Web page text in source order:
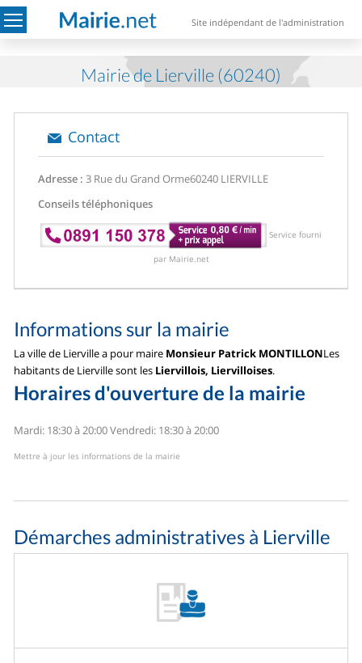
Site indépendant de l'administration
Mairie de Lierville (60240)
Contact
Adresse : 3 Rue du Grand Orme60240 LIERVILLE
Conseils téléphoniques
Service fourni
par Mairie.net
Informations sur la mairie
La ville de Lierville a pour maire Monsieur Patrick MONTILLONLes
habitants de Lierville sont les Liervillois, Liervilloises.
Horaires d'ouverture de la mairie
Mardi: 18:30 à 20:00Vendredi: 18:30 à 20:00
Mettre à jour les informations de la mairie
Démarches administratives à Lierville